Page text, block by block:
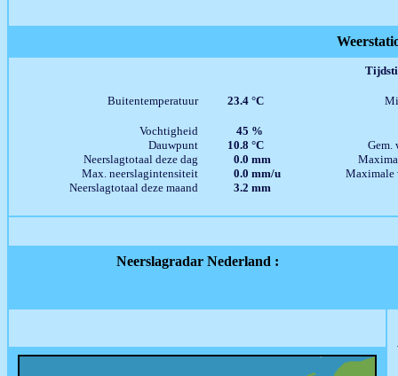
Neerslagradar Nederland :